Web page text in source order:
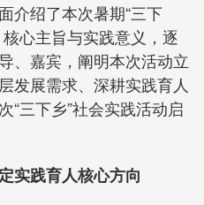
介绍了本次暑期“三下
心主旨与实践意义，逐
、嘉宾，阐明本次活动立
发展需求、深耕实践育人
“三下乡”社会实践活动启
实践育人核心方向